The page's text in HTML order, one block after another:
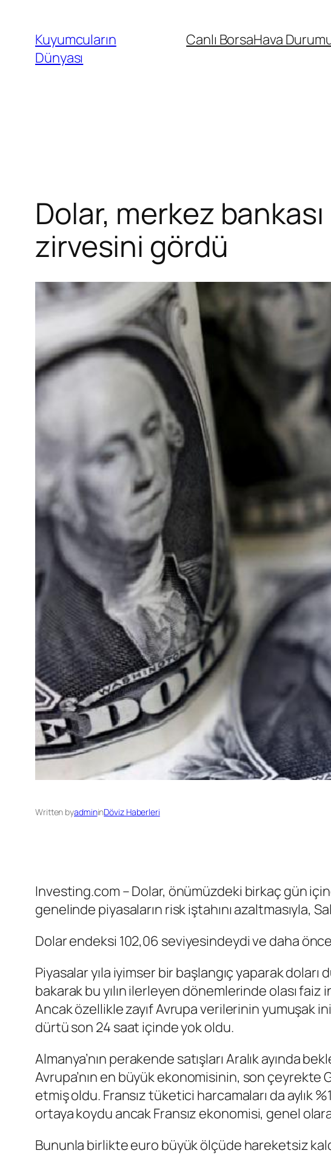
Kuyumcuların
Dünyası
Canlı BorsaHava
Dolar, merkez
zirvesini gördü
Written byadmininDöviz Haberleri
Investing.com – Dolar, önümüzdeki birkaç gün
genelinde piyasaların risk iştahını azaltmasıyla,
Dolar endeksi 102,06 seviyesindeydi ve daha önce
Piyasalar yıla iyimser bir başlangıç yaparak
bakarak bu yılın ilerleyen dönemlerinde olası
Ancak özellikle zayıf Avrupa verilerinin yumuşak
dürtü son 24 saat içinde yok oldu.
Almanya’nın perakende satışları Aralık ayında
Avrupa’nın en büyük ekonomisinin, son çeyrekte
etmiş oldu. Fransız tüketici harcamaları da aylık
ortaya koydu ancak Fransız ekonomisi, genel
Bununla birlikteeuro büyük ölçüde hareketsiz